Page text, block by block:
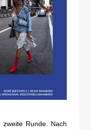
Runde. Nach